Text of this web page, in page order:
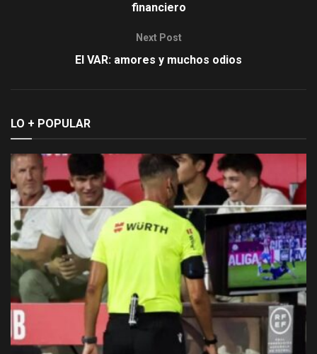
financiero
Next Post
El VAR: amores y muchos odios
LO + POPULAR